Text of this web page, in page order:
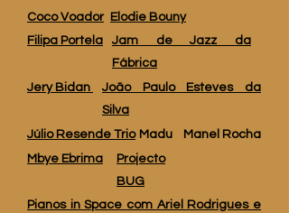
Coco Voador
Elodie Bouny
Filipa Portela
Jam de Jazz da
Fábrica
Jery Bidan
João Paulo Esteves da
Silva
Júlio Resende Trio Madu
Manel Rocha
Mbye Ebrima
Projecto
BUG
Pianos in Space com Ariel Rodrigues e